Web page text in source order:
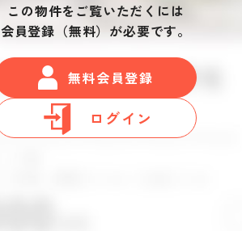
この物件をご覧いただくには
会員登録（無料）が必要です。
無料会員登録
ログイン